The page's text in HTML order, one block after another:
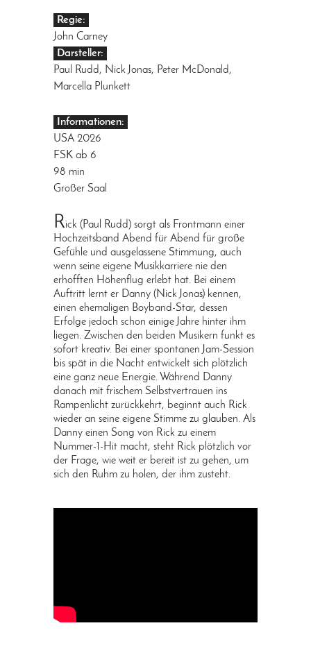
Regie:
John Carney
Darsteller:
Paul Rudd, Nick Jonas, Peter McDonald,
Marcella Plunkett
Informationen:
USA 2026
FSK ab 6
98 min
Großer Saal
Rick (Paul Rudd) sorgt als Frontmann einer
Hochzeitsband Abend für Abend für große
Gefühle und ausgelassene Stimmung, auch
wenn seine eigene Musikkarriere nie den
erhofften Höhenflug erlebt hat. Bei einem
Auftritt lernt er Danny (Nick Jonas) kennen,
einen ehemaligen Boyband-Star, dessen
Erfolge jedoch schon einige Jahre hinter ihm
liegen. Zwischen den beiden Musikern funkt es
sofort kreativ. Bei einer spontanen Jam-Session
bis spät in die Nacht entwickelt sich plötzlich
eine ganz neue Energie. Während Danny
danach mit frischem Selbstvertrauen ins
Rampenlicht zurückkehrt, beginnt auch Rick
wieder an seine eigene Stimme zu glauben. Als
Danny einen Song von Rick zu einem
Nummer-1-Hit macht, steht Rick plötzlich vor
der Frage, wie weit er bereit ist zu gehen, um
sich den Ruhm zu holen, der ihm zusteht.